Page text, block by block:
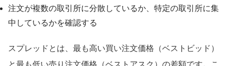
注文が複数の取引所に分散しているか、特定の取引所に集
中しているかを確認する
スプレッドとは、最も高い買い注文価格（ベストビッド）
と最も低い売り注文価格（ベストアスク）の差額です。こ